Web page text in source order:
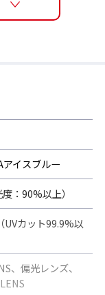
とインテリア
する設計技術
倒的な高機能を
SPEC®︎ブランド
イスブルー
：90%以上）
UVカット99.9%以
、偏光レンズ、